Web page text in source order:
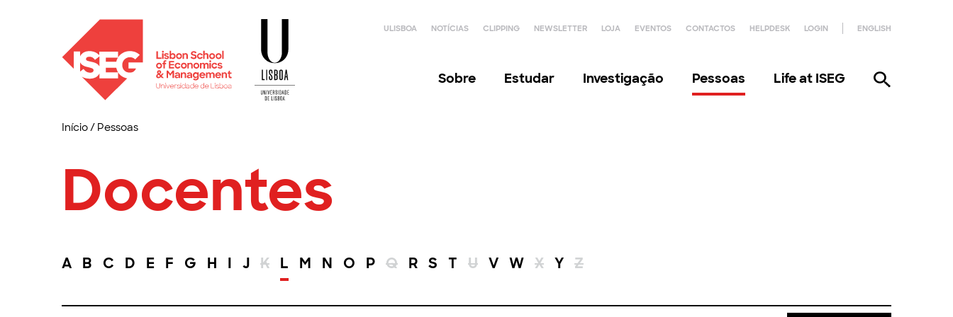
ULISBOA NOTÍCIAS CLIPPING NEWSLETTER LOJA EVENTOS CONTACTOS HELPDESK LOGIN ENGLISH
Sobre Estudar Investigação Pessoas Life at ISEG
Início/ Pessoas
Docentes
A B C D E F G H I J K L M N O P Q R S T U V W X Y Z